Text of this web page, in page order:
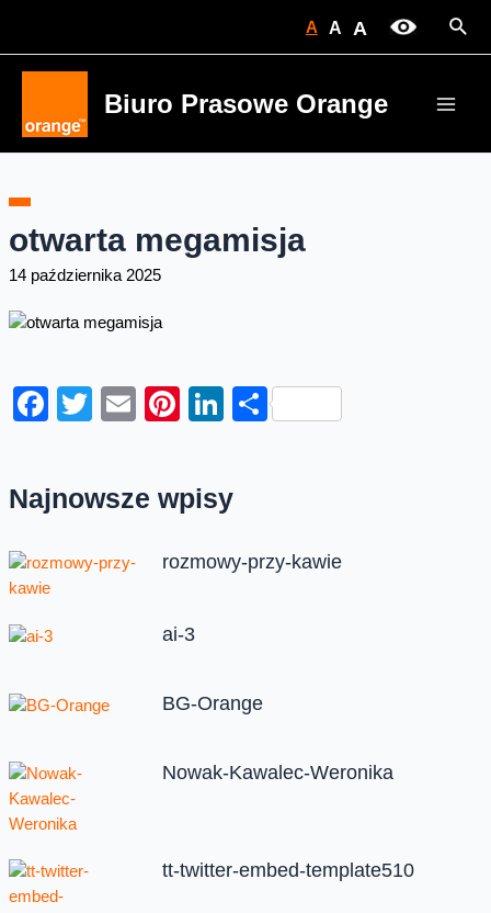
A A A
Biuro Prasowe Orange
otwarta megamisja
14 października 2025
Facebook
Twitter
EmailPinterest
LinkedIn
Share
Najnowsze wpisy
rozmowy-przy-kawie
ai-3
BG-Orange
Nowak-Kawalec-Weronika
tt-twitter-embed-template510